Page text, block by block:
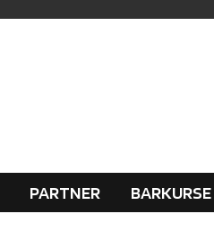
PARTNER BARKURSE